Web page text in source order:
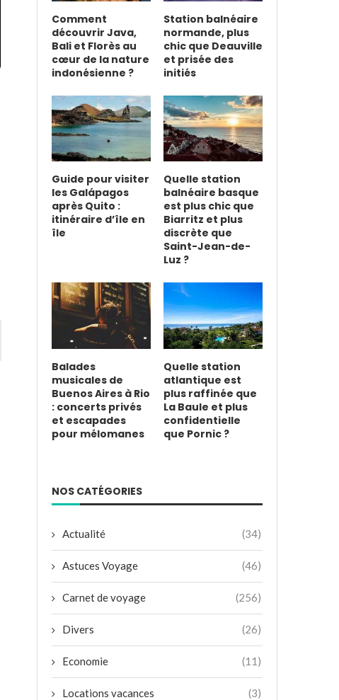
Comment
découvrir Java,
Bali et Florès au
cœur de la nature
indonésienne ?
Station balnéaire
normande, plus
chic que Deauville
et prisée des
initiés
Guide pour visiter
les Galápagos
après Quito :
itinéraire d’île en
île
Quelle station
balnéaire basque
est plus chic que
Biarritz et plus
discrète que
Saint-Jean-de-
Luz ?
Balades
musicales de
Buenos Aires à Rio
: concerts privés
et escapades
pour mélomanes
Quelle station
atlantique est
plus raffinée que
La Baule et plus
confidentielle
que Pornic ?
NOS CATÉGORIES
Actualité (34)
Astuces Voyage (46)
Carnet de voyage (256)
Divers (26)
Economie (11)
Locations vacances (3)